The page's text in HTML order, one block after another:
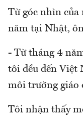
Từ góc nhìn của
năm tại Nhật,
- Từ tháng 4
tôi đều đến Việt
môi trường giáo
Tôi nhận thấy